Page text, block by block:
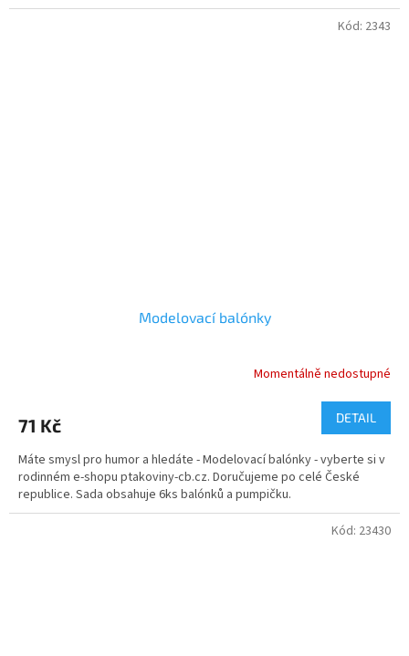
Modelovací balónky
Momentálně nedostupné
71 Kč DETAIL
Máte smysl pro humor a hledáte - Modelovací balónky - vyberte si v
rodinném e-shopu ptakoviny-cb.cz. Doručujeme po celé České
republice. Sada obsahuje 6ks balónků a pumpičku.
Kód: 2343
Kód: 23430